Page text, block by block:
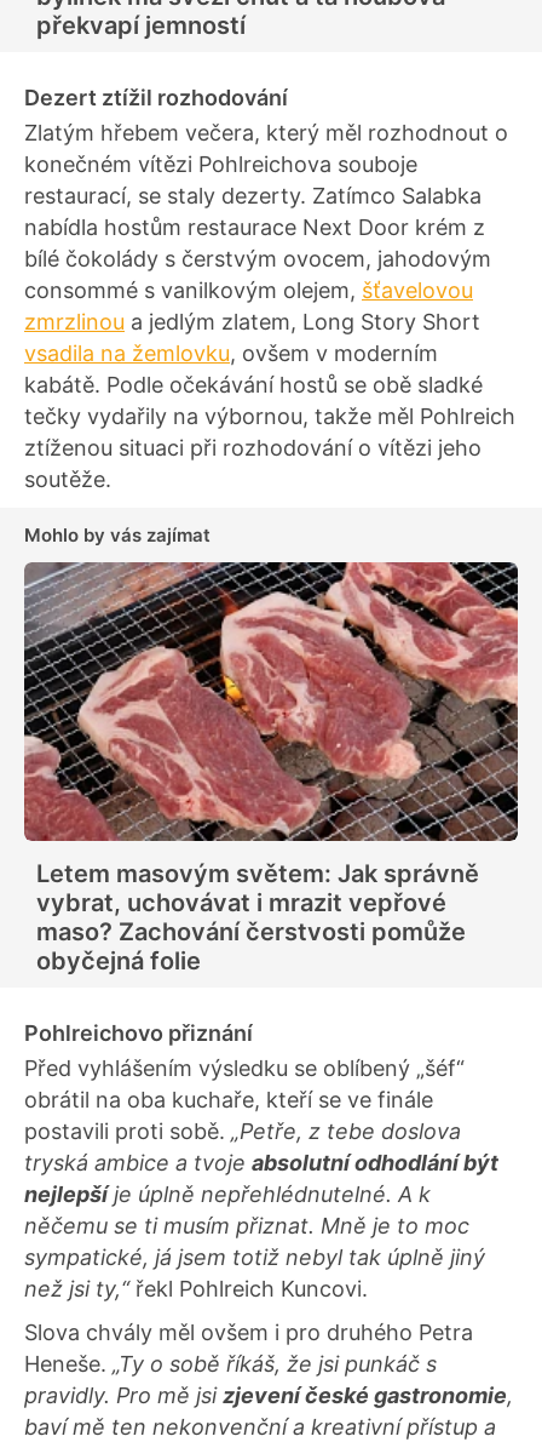
překvapí jemností
Dezert ztížil rozhodování
Zlatým hřebem večera, který měl rozhodnout o
konečném vítězi Pohlreichova souboje
restaurací, se staly dezerty. Zatímco Salabka
nabídla hostům restaurace Next Door krém z
bílé čokolády s čerstvým ovocem, jahodovým
consommé s vanilkovým olejem, šťavelovou
zmrzlinou a jedlým zlatem, Long Story Short
vsadila na žemlovku, ovšem v moderním
kabátě. Podle očekávání hostů se obě sladké
tečky vydařily na výbornou, takže měl Pohlreich
ztíženou situaci při rozhodování o vítězi jeho
soutěže.
Mohlo by vás zajímat
Letem masovým světem: Jak správně
vybrat, uchovávat i mrazit vepřové
maso? Zachování čerstvosti pomůže
obyčejná folie
Pohlreichovo přiznání
Před vyhlášením výsledku se oblíbený „šéf“
obrátil na oba kuchaře, kteří se ve finále
postavili proti sobě. „Petře, z tebe doslova
tryská ambice a tvoje absolutní odhodlání být
nejlepšíje úplně nepřehlédnutelné. A k
něčemu se ti musím přiznat. Mně je to moc
sympatické, já jsem totiž nebyl tak úplně jiný
než jsi ty,“řekl Pohlreich Kuncovi.
Slova chvály měl ovšem i pro druhého Petra
Heneše. „Ty o sobě říkáš, že jsi punkáč s
pravidly. Pro mě jsizjevení české gastronomie,
baví mě ten nekonvenční a kreativní přístup a